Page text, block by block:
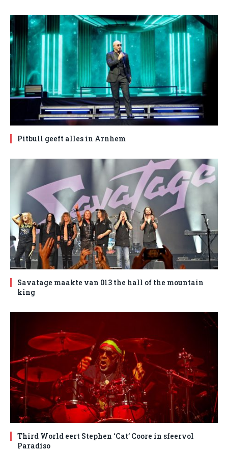
Pitbull geeft alles in Arnhem
Savatage maakte van 013 the hall of the mountain
king
Third World eert Stephen ‘Cat’ Coore in sfeervol
Paradiso